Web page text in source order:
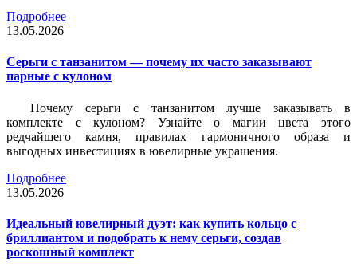
Подробнее
13.05.2026
Серьги с танзанитом — почему их часто заказывают
парные с кулоном
Почему серьги с танзанитом лучше заказывать в
комплекте с кулоном? Узнайте о магии цвета этого
редчайшего камня, правилах гармоничного образа и
выгодных инвестициях в ювелирные украшения.
Подробнее
13.05.2026
Идеальный ювелирный дуэт: как купить кольцо с
бриллиантом и подобрать к нему серьги, создав
роскошный комплект